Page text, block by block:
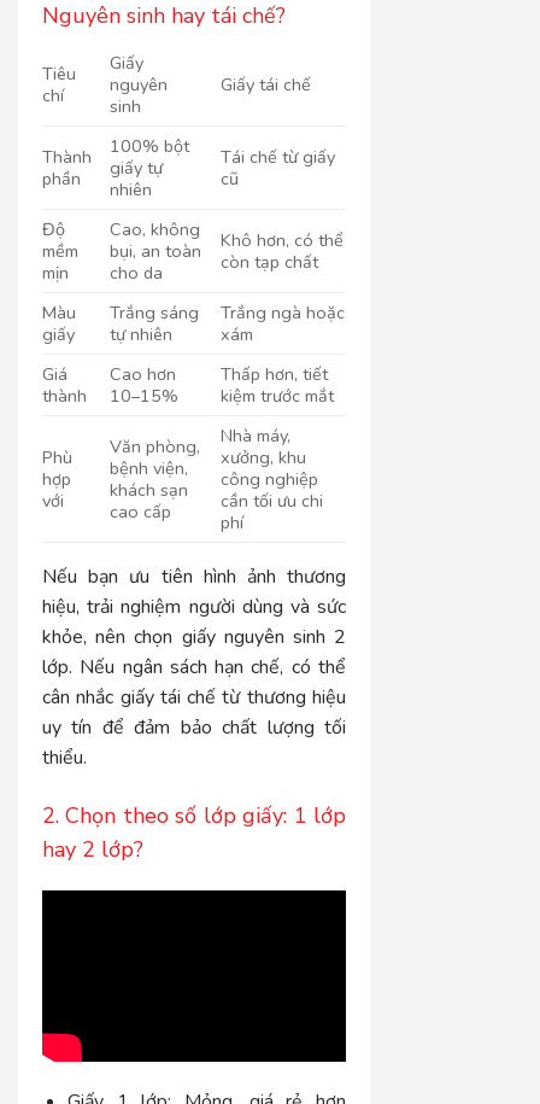
Nguyên sinh hay tái chế?
Tiêu
chí
Giấy
nguyên
sinh
Giấy tái chế
Thành
phần
100% bột
giấy tự
nhiên
Tái chế từ giấy
cũ
Độ
mềm
mịn
Cao, không
bụi, an toàn
cho da
Khô hơn, có thể
còn tạp chất
Màu
giấy
Trắng sáng
tự nhiên
Trắng ngà hoặc
xám
Giá
thành
Cao hơn
10–15%
Thấp hơn, tiết
kiệm trước mắt
Phù
hợp
với
Văn phòng,
bệnh viện,
khách sạn
cao cấp
Nhà máy,
xưởng, khu
công nghiệp
cần tối ưu chi
phí
Nếu bạn ưu tiên hình ảnh thương
hiệu, trải nghiệm người dùng và sức
khỏe, nên chọn giấy nguyên sinh 2
lớp. Nếu ngân sách hạn chế, có thể
cân nhắc giấy tái chế từ thương hiệu
uy tín để đảm bảo chất lượng tối
thiểu.
2. Chọn theo số lớp giấy: 1 lớp
hay 2 lớp?